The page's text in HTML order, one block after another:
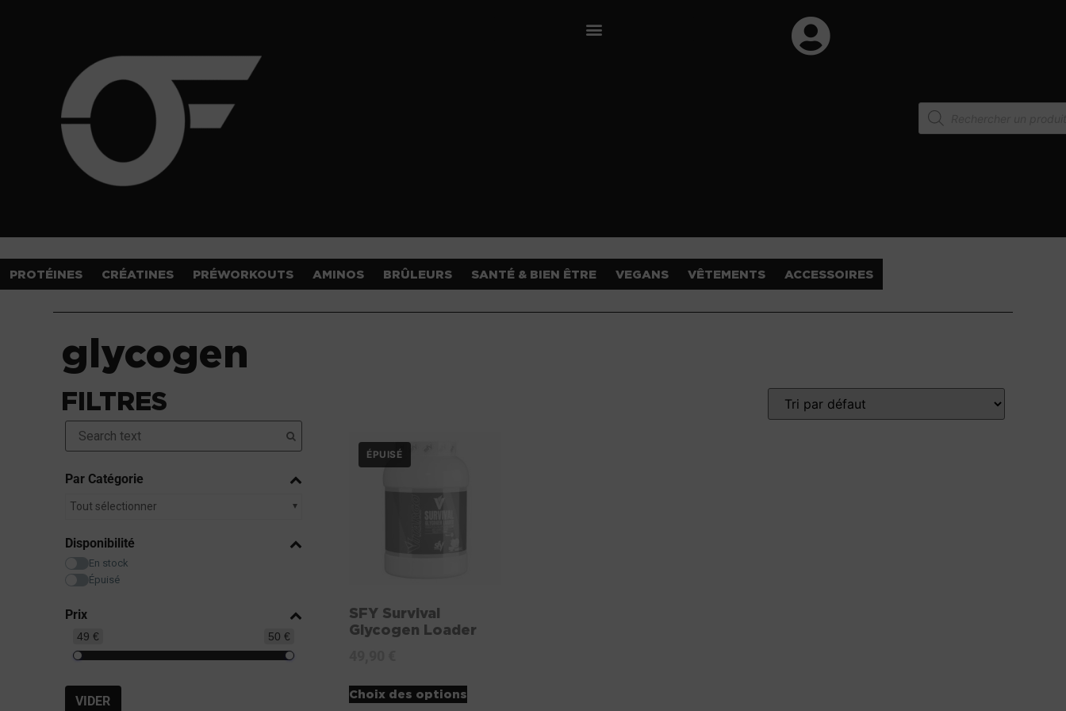
PROTÉINES CRÉATINES PRÉWORKOUTS AMINOS BRÛLEURS SANTÉ & BIEN ÊTRE VEGANS VÊTEMENTS ACCESSOIRES
glycogen
FILTRES
Par Catégorie
Tout sélectionner
Disponibilité
En stock
Épuisé
Prix
49 € 50 €
VIDER
SFY Survival
Glycogen Loader
Choix des options